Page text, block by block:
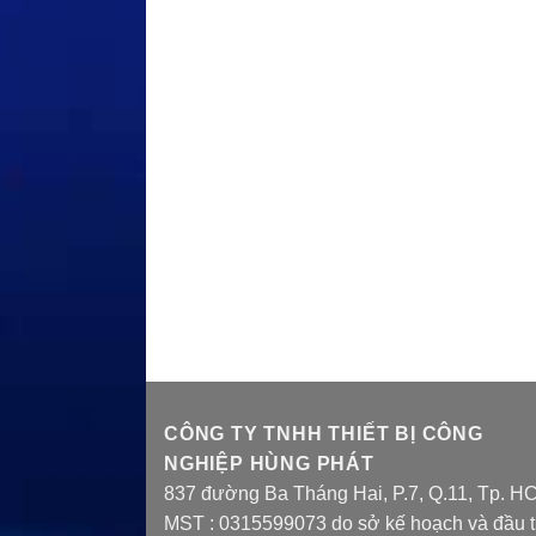
CÔNG TY TNHH THIẾT BỊ CÔNG
NGHIỆP HÙNG PHÁT
837 đường Ba Tháng Hai, P.7, Q.11, Tp.
MST : 0315599073 do sở kế hoạch và đầu